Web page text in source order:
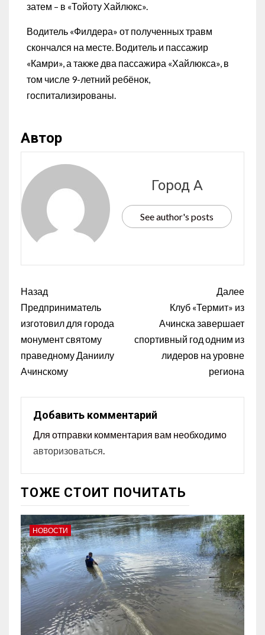
затем – в «Тойоту Хайлюкс».
Водитель «Филдера» от полученных травм
скончался на месте. Водитель и пассажир
«Камри», а также два пассажира «Хайлюкса», в
том числе 9-летний ребёнок,
госпитализированы.
Автор
Город А
See author's posts
Назад
Предприниматель
изготовил для города
монумент святому
праведному Даниилу
Ачинскому
Далее
Клуб «Термит» из
Ачинска завершает
спортивный год одним из
лидеров на уровне
региона
Добавить комментарий
Для отправки комментария вам необходимо
авторизоваться.
ТОЖЕ СТОИТ ПОЧИТАТЬ
НОВОСТИ